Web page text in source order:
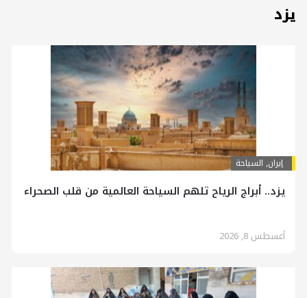
يزد
إيران, السياحة
يزد.. أبراج الرياح تلهم السياحة العالمية من قلب الصحراء
أغسطس 8, 2026